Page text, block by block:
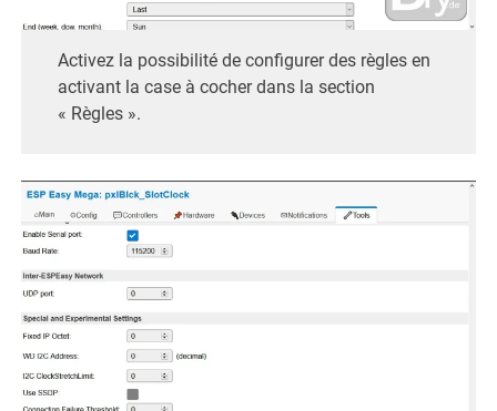
Activez la possibilité de configurer des règles en
activant la case à cocher dans la section
« Règles ».